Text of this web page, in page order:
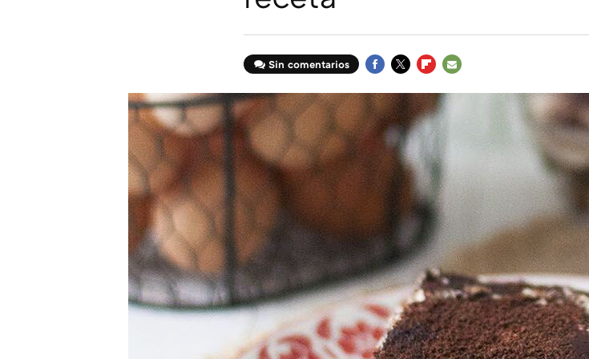
Sin comentarios
MAIL